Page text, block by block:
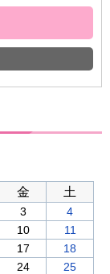
金 土
3
4
10
11
17
18
24
25